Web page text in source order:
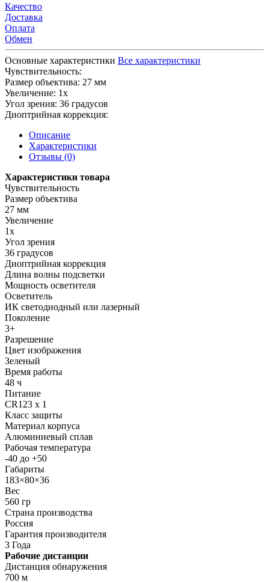
Качество
Доставка
Оплата
Обмен
Основные характеристики Все характеристики
Чувствительность:
Размер объектива: 27 мм
Увеличение: 1х
Угол зрения: 36 градусов
Диоптрийная коррекция:
Описание
Характеристики
Отзывы (0)
Характеристики товара
Чувствительность
Размер объектива
27 мм
Увеличение
1х
Угол зрения
36 градусов
Диоптрийная коррекция
Длина волны подсветки
Мощность осветителя
Осветитель
ИК светодиодный или лазерный
Поколение
3+
Разрешение
Цвет изображения
Зеленый
Время работы
48 ч
Питание
CR123 х 1
Класс защиты
Материал корпуса
Алюминиевый сплав
Рабочая температура
-40 до +50
Габариты
183×80×36
Вес
560 гр
Страна производства
Россия
Гарантия производителя
3 Года
Рабочие дистанции
Дистанция обнаружения
700 м